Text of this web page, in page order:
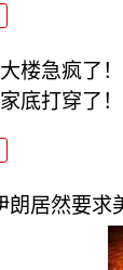
楼急疯了
底打穿了！
朗居然要求